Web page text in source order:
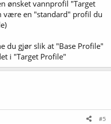
ønsket vannprofil "Target
være en "standard" profil du
du gjør slik at "Base Profile"
i "Target Profile"
#5